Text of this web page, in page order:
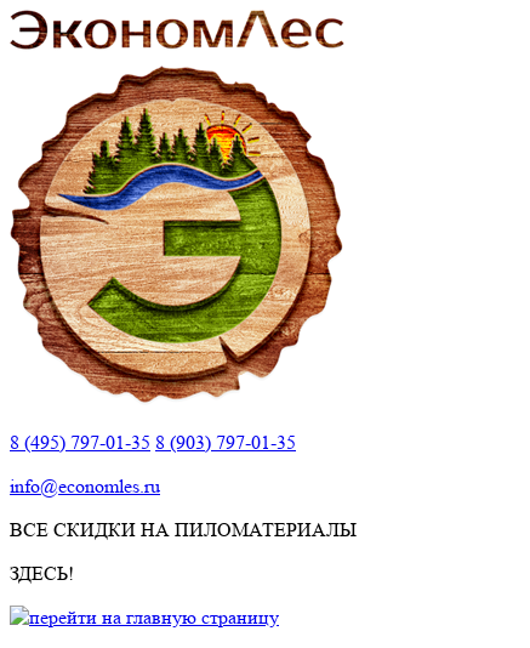
8 (495) 797-01-35 8 (903) 797-01-35
info@economles.ru
ВСЕ СКИДКИ НА ПИЛОМАТЕРИАЛЫ
ЗДЕСЬ!